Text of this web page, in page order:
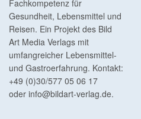
Fachkompetenz für
Gesundheit, Lebensmittel und
Reisen. Ein Projekt des Bild
Art Media Verlags mit
umfangreicher Lebensmittel-
und Gastroerfahrung. Kontakt:
+49 (0)30/577 05 06 17
oder info@bildart-verlag.de.